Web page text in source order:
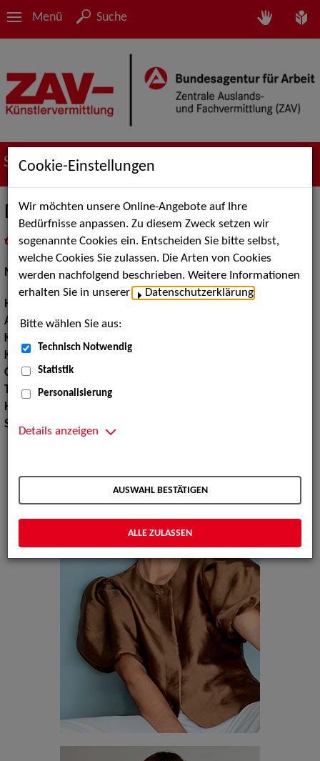
Menü Suche
Suche nach Künstler*innen
Dagmar H.
als PDF speichern
inMeine Merklistelegen
Models / Werbung:Fotomodell
Haarfarbe:
Augenfarbe:grün-braun
Körpergröße:
Konfektionsgröße:
36 38
Oberweite:88
Taille:
68
Hüfte:
Schuhgröße:
38
Cookie-Einstellungen
Wir möchten unsere Online-Angebote auf Ihre
Bedürfnisse anpassen. Zu diesem Zweck setzen wir
sogenannte Cookies ein. Entscheiden Sie bitte selbst,
welche Cookies Sie zulassen. Die Arten von Cookies
werden nachfolgend beschrieben. Weitere Informationen
erhalten Sie in unserer
Datenschutzerklärung
Bitte wählen Sie aus:
Technisch Notwendig
Statistik
Personalisierung
Details anzeigen
AUSWAHL BESTÄTIGEN
ALLE ZULASSEN